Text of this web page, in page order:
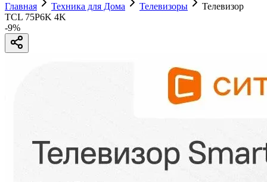
Главная Техника для Дома Телевизоры
Телевизор
TCL 75P6K 4K
-9%